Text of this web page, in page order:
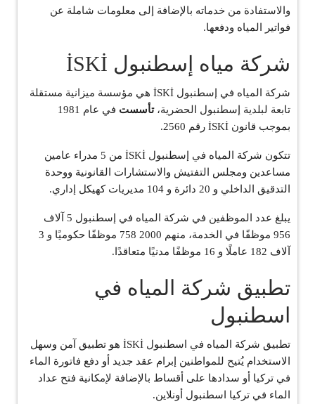
والاستفادة من خدماته بالإضافة إلى معلومات شاملة عن
فواتير المياه ودفعها.
شركة مياه إسطنبول İSKİ
شركة المياه في إسطنبول İSKİ هي مؤسسة ميزانية مستقلة
تابعة لبلدية إسطنبول الحضرية،تأسست
في عام 1981
بموجب قانون İSKİ رقم 2560.
تتكون شركة المياه في إسطنبول İSKİ من 5 مدراء عامين
مساعدين ومجلس التفتيش والاستشارات القانونية ووحدة
التدقيق الداخلي و 20 دائرة و 104 مديريات كهيكل إداري.
يبلغ عدد الموظفين في شركة المياه في إسطنبول 5 آلاف
956 موظفًا في الخدمة، منهم 2000 758 موظفًا حكوميًا و 3
آلاف 182 عاملًا و 16 موظفًا مدنيًا متعاقدًا.
تطبيق شركة المياه في
اسطنبول
تطبيق شركة المياه في اسطنبول İSKİ هو تطبيق آمن وسهل
الاستخدام يُتيح للمواطنين إبرام عقد جديد أو دفع فاتورة الماء
في تركيا أو سدادها على أقساط بالإضافة لإمكانية فتح عداد
الماء في تركيا اسطنبول أونلاين.